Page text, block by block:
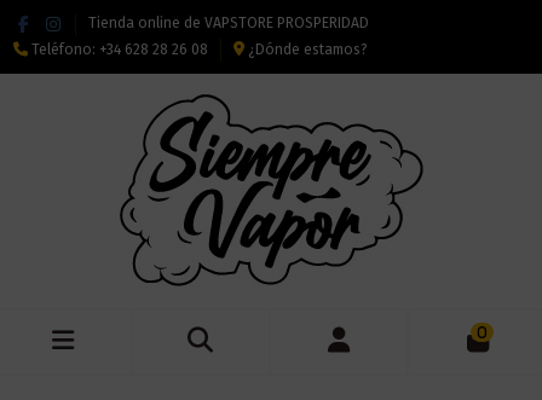
Tienda online de VAPSTORE PROSPERIDAD
Teléfono: +34 628 28 26 08 ¿Dónde estamos?
0